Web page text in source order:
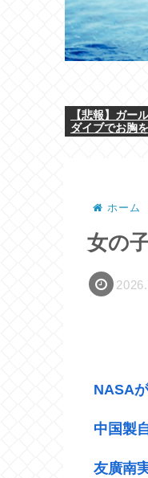
【悲報】ガー
ダイブでお胸
ホーム
女の
NASA
中国製
友廣南